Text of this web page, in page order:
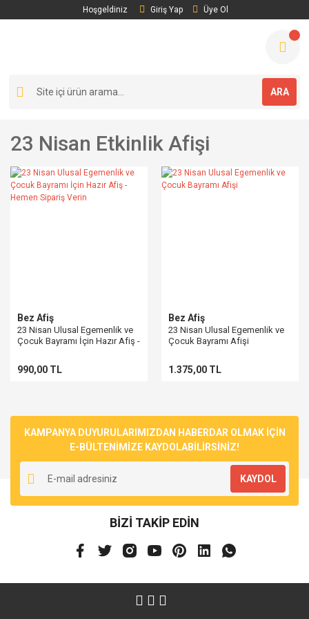
Hoşgeldiniz Giriş Yap Üye Ol
ARA
23 Nisan Etkinlik Afişi
Bez Afiş
23 Nisan Ulusal Egemenlik ve
Çocuk Bayramı İçin Hazır Afiş -
990,00 TL
Bez Afiş
23 Nisan Ulusal Egemenlik ve
Çocuk Bayramı Afişi
1.375,00 TL
KAMPANYA DUYURULARIMIZDAN HABERDAR OLMAK İÇİN
E-BÜLTENİMİZE KAYDOLABİLİRSİNİZ!
KAYDOL
BİZİ TAKİP EDİN